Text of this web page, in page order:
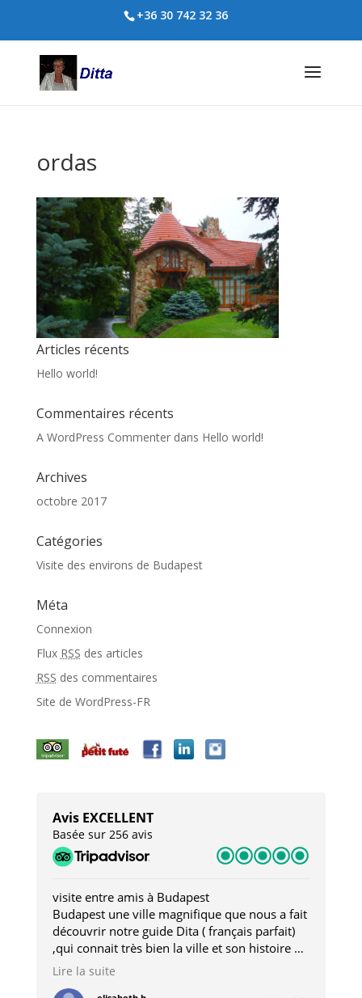
+36 30 742 32 36
ordas
Articles récents
Hello world!
Commentaires récents
A WordPress Commenterdans Hello world!
Archives
octobre 2017
Catégories
Visite des environs de Budapest
Méta
Connexion
Flux RSS des articles
RSS des commentaires
Site de WordPress-FR
Avis EXCELLENT
Basée sur 256 avis
visite entre amis à Budapest
Budapest une ville magnifique que nous a fait
découvrir notre guide Dita ( français parfait)
,qui connait très bien la ville et son histoire et
qui nous a permis d'accéder à des lieux
Lire la suite